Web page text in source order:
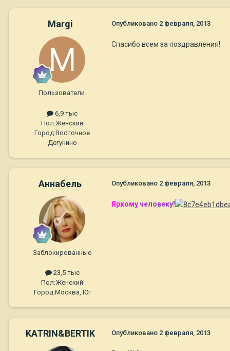
Margi
Пользователи.
6,9 тыс
Пол:Женский
Город:Восточное
Дегунино
Опубликовано 2 февраля, 2013
Спасибо всем за поздравления!
Aннaбель
Заблокированные
23,5 тыс
Пол:Женский
Город:Москва, Юг
Опубликовано 2 февраля, 2013
Яркому человеку!
KATRIN&BERTIK Опубликовано 2 февраля, 2013